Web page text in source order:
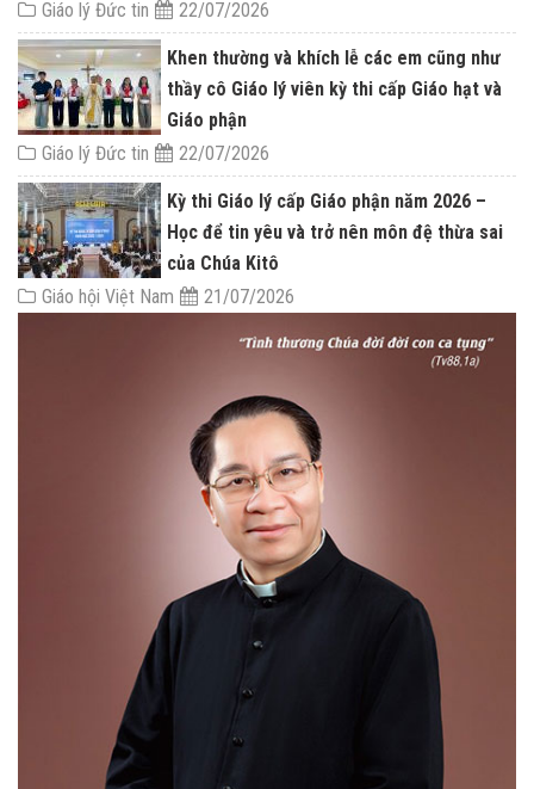
Giáo lý Đức tin 22/07/2026
Khen thường và khích lễ các em cũng như
thầy cô Giáo lý viên kỳ thi cấp Giáo hạt và
Giáo phận
Giáo lý Đức tin
22/07/2026
Kỳ thi Giáo lý cấp Giáo phận năm 2026 –
Học để tin yêu và trở nên môn đệ thừa sai
của Chúa Kitô
Giáo hội Việt Nam
21/07/2026